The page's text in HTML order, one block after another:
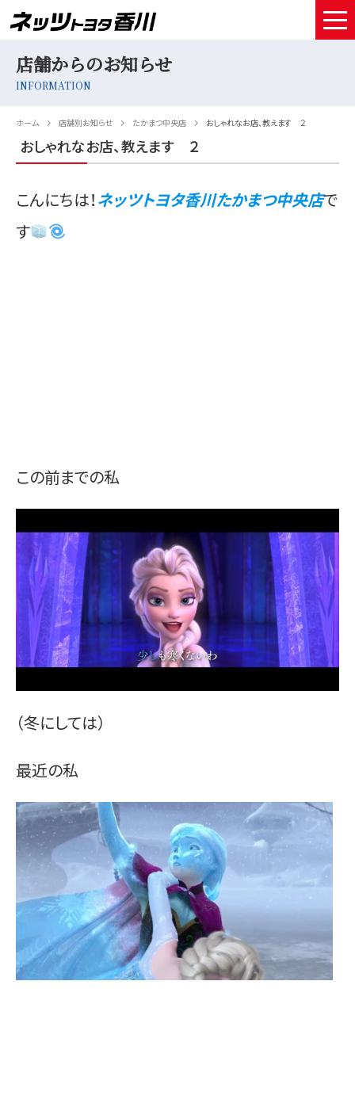
試乗予約
店舗情報
店舗からのお知らせ
INFORMATION
ホーム 店舗別お知らせ たかまつ中央店 おしゃれなお店、教えます ２
おしゃれなお店、教えます ２
こんにちは！ネッツトヨタ香川たかまつ中央店で
す
この前までの私
（冬にしては）
最近の私